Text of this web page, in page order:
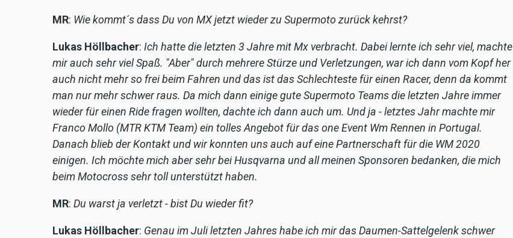
MR: Wie kommt´s dass Du von MX jetzt wieder zu Supermoto zurück kehrst?
Lukas Höllbacher: Ich hatte die letzten 3 Jahre mit Mx verbracht. Dabei lernte ich sehr viel, machte
mir auch sehr viel Spaß. "Aber" durch mehrere Stürze und Verletzungen, war ich dann vom Kopf her
auch nicht mehr so frei beim Fahren und das ist das Schlechteste für einen Racer, denn da kommt
man nur mehr schwer raus. Da mich dann einige gute Supermoto Teams die letzten Jahre immer
wieder für einen Ride fragen wollten, dachte ich dann auch um. Und ja - letztes Jahr machte mir
Franco Mollo (MTR KTM Team) ein tolles Angebot für das one Event Wm Rennen in Portugal.
Danach blieb der Kontakt und wir konnten uns auch auf eine Partnerschaft für die WM 2020
einigen. Ich möchte mich aber sehr bei Husqvarna und all meinen Sponsoren bedanken, die mich
beim Motocross sehr toll unterstützt haben.
MR: Du warst ja verletzt - bist Du wieder fit?
Lukas Höllbacher: Genau im Juli letzten Jahres habe ich mir das Daumen-Sattelgelenk schwer